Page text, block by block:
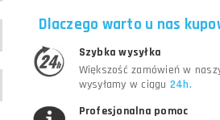
Dlaczego warto u nas
Szybka wysyłka
Większość zamówień w
wysyłamy w ciągu 24h.
Profesjonalna pomoc